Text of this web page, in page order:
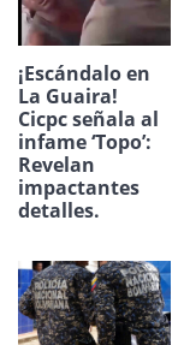
¡Escándalo en
La Guaira!
Cicpc señala al
infame ‘Topo’:
Revelan
impactantes
detalles.